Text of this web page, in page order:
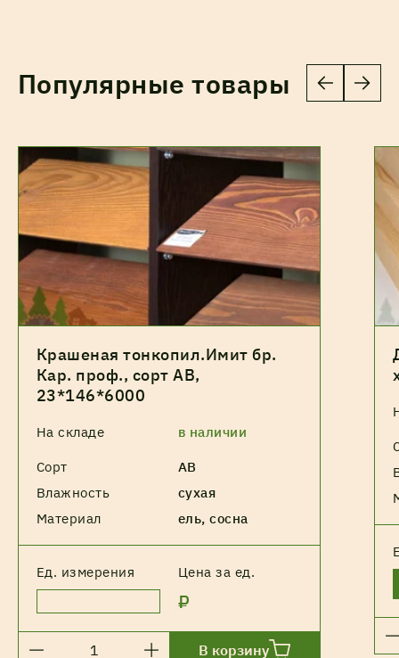
Популярные товары
Крашеная тонкопил.Имит бр.
Кар. проф., сорт АВ,
23*146*6000
На складе в наличии
Сорт
АВ
Влажность
сухая
Материал
ель, сосна
Ед. измерения Цена за ед.
₽
В корзину